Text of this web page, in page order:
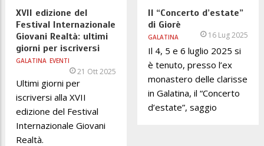
XVII edizione del
Festival Internazionale
Giovani Realtà: ultimi
giorni per iscriversi
GALATINA EVENTI
21 Ott 2025
Ultimi giorni per
iscriversi alla XVII
edizione del Festival
Internazionale Giovani
Realtà.
Il “Concerto d’estate”
di Giorè
GALATINA 16 Lug 2025
Il 4, 5 e 6 luglio 2025 si
è tenuto, presso l’ex
monastero delle clarisse
in Galatina, il “Concerto
d’estate”, saggio